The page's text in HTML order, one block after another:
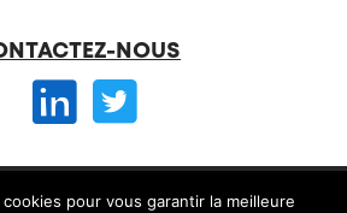
NOUS
© CREAI 2026 -
pour vous garantir la meilleure